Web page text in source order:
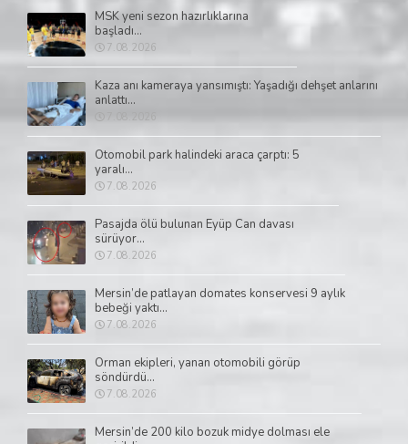
MSK yeni sezon hazırlıklarına
başladı...
7.08.2026
Kaza anı kameraya yansımıştı: Yaşadığı dehşet anlarını
anlattı...
Otomobil park halindeki araca çarptı: 5
yaralı...
7.08.2026
Pasajda ölü bulunan Eyüp Can davası
sürüyor...
7.08.2026
Mersin’de patlayan domates konservesi 9 aylık
bebeği yaktı...
7.08.2026
Orman ekipleri, yanan otomobili görüp
söndürdü...
7.08.2026
Mersin’de 200 kilo bozuk midye dolması ele